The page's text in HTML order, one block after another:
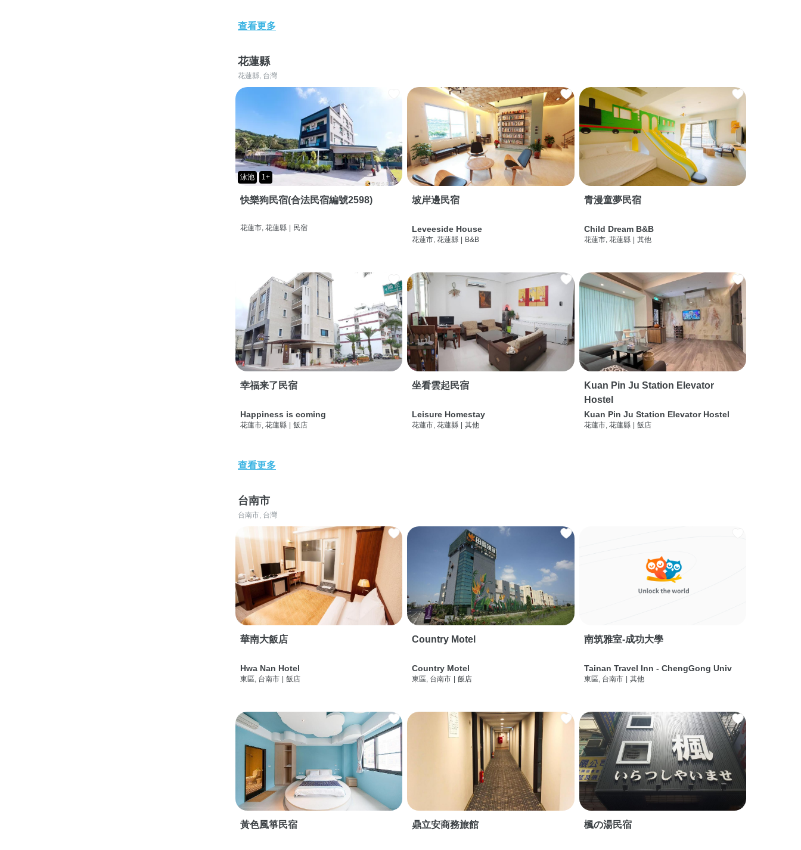
查看更多
花蓮縣
花蓮縣, 台灣
泳池 1+
快樂狗民宿(合法民宿編號2598)
花蓮市, 花蓮縣 | 民宿
坡岸邊民宿
Leveeside House
花蓮市, 花蓮縣 | B&B
青漫童夢民宿
Child Dream B&B
花蓮市, 花蓮縣 | 其他
幸福来了民宿
Happiness is coming
花蓮市, 花蓮縣 飯店
坐看雲起民宿
Leisure Homestay
花蓮市, 花蓮縣 其他
Kuan Pin Ju Station Elevator
Hostel
Kuan Pin Ju Station Elevator Hostel
花蓮市, 花蓮縣 飯店
查看更多
台南市
台南市, 台灣
華南大飯店
Hwa Nan Hotel
東區, 台南市 飯店
Country Motel
Country Motel
東區, 台南市 飯店
南筑雅室-成功大學
Tainan Travel Inn - ChengGong Univ
東區, 台南市 其他
黃色風箏民宿 鼎立安商務旅館 楓の湯民宿